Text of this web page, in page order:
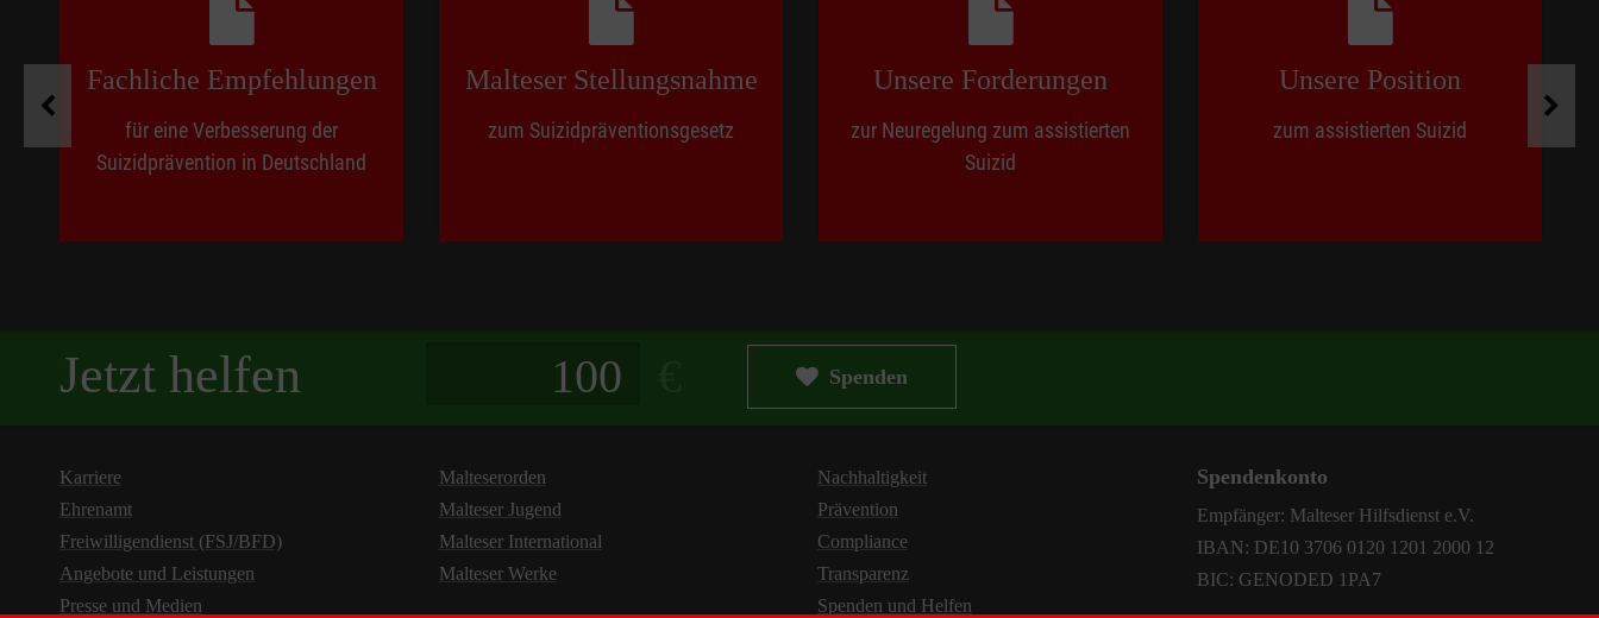
Fachliche Empfehlungen
für eine Verbesserung der
Suizidprävention in Deutschland
Malteser Stellungsnahme
zum Suizidpräventionsgesetz
Unsere Forderungen
zur Neuregelung zum assistierten
Suizid
Unsere Position
zum assistierten Suizid
Jetzt helfen Spenden
Karriere
Ehrenamt
Freiwilligendienst (FSJ/BFD)
Angebote und Leistungen
Presse und Medien
Malteserorden
Malteser Jugend
Malteser International
Malteser Werke
Nachhaltigkeit
Prävention
Compliance
Transparenz
Spenden und Helfen
Spendenkonto
Empfänger: Malteser Hilfsdienst e.V.
IBAN: DE10 3706 0120 1201 2000 12
BIC: GENODED 1PA7